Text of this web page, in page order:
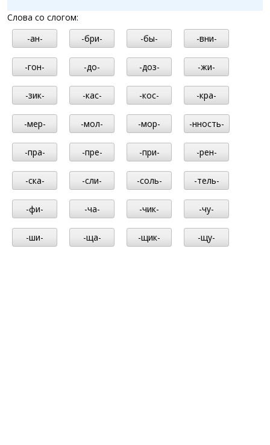
Слова со слогом:
-ан-
-бри- -бы- -вни-
-гон- -до- -доз- -жи-
-зик- -кас- -кос- -кра-
-мер- -мол- -мор- -нность-
-пра- -пре- -при- -рен-
-ска- -сли- -соль- -тель-
-фи- -ча- -чик- -чу-
-ши- -ща- -щик- -щу-